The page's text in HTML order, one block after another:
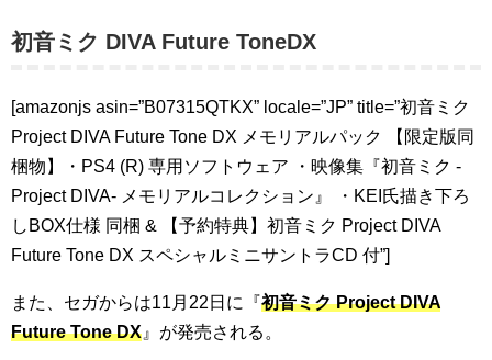
初音ミク DIVA Future ToneDX
[amazonjs asin=”B07315QTKX” locale=”JP” title=”初音ミク
Project DIVA Future Tone DX メモリアルパック 【限定版同
梱物】・PS4 (R) 専用ソフトウェア ・映像集『初音ミク -
Project DIVA- メモリアルコレクション』 ・KEI氏描き下ろ
しBOX仕様 同梱 & 【予約特典】初音ミク Project DIVA
Future Tone DX スペシャルミニサントラCD 付”]
また、セガからは11月22日に『初音ミク Project DIVA
Future Tone DX 』が発売される。